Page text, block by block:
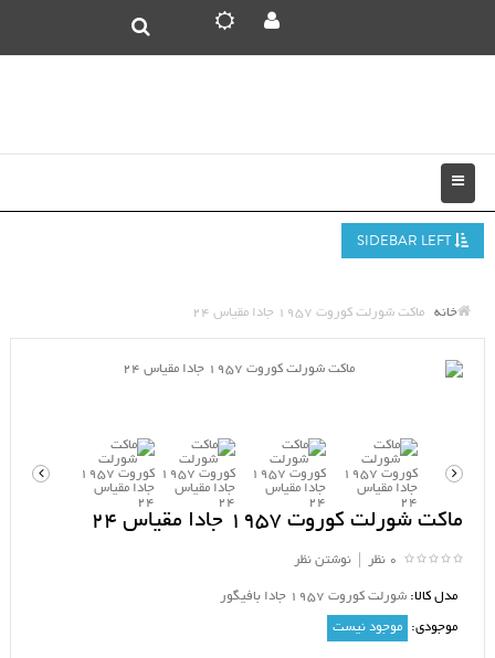
خانه ماکت شورلت کوروت 1957 جادا مقیاس 24
ماکت شورلت کوروت 1957 جادا مقیاس 24
0 نظر نوشتن نظر
مدل کالا: شورلت کوروت 1957 جادا بافیگور
موجودی: موجود نیست